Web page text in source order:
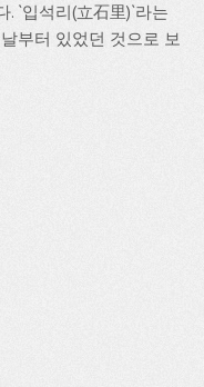
. `입석리(立石里)`라는
부터 있었던 것으로 보